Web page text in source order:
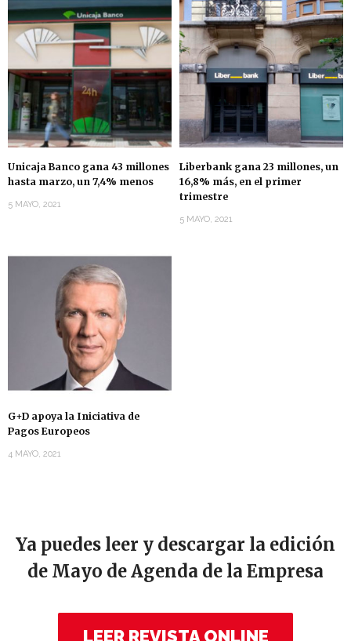
Unicaja Banco gana 43 millones
hasta marzo, un 7,4% menos
5 MAYO, 2021
Liberbank gana 23 millones, un
16,8% más, en el primer
trimestre
5 MAYO, 2021
G+D apoya la Iniciativa de
Pagos Europeos
4 MAYO, 2021
Ya puedes leer y descargar la edición
de Mayo de Agenda de la Empresa
LEER REVISTA ONLINE